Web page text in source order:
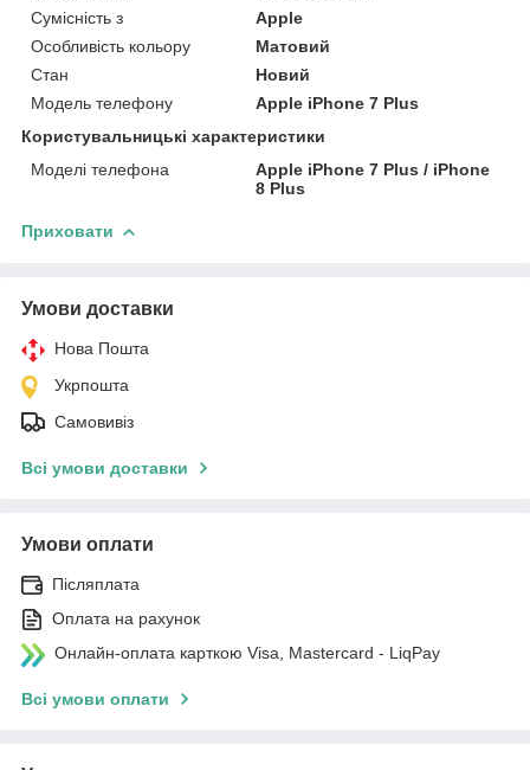
Сумісність з
Apple
Особливість кольору
Матовий
Стан
Новий
Модель телефону
Apple iPhone 7 Plus
Користувальницькі характеристики
Моделі телефона
Apple iPhone 7 Plus / iPhone
8 Plus
Приховати
Умови доставки
Нова Пошта
Укрпошта
Самовивіз
Всі умови доставки
Умови оплати
Післяплата
Оплата на рахунок
Онлайн-оплата карткою Visa, Mastercard - LiqPay
Всі умови оплати